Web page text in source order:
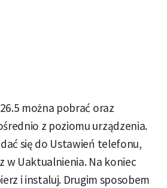
można pobrać oraz
z poziomu urządzenia.
się do Ustawień telefonu,
w Uaktualnienia. Na koniec
i instaluj. Drugim sposobem